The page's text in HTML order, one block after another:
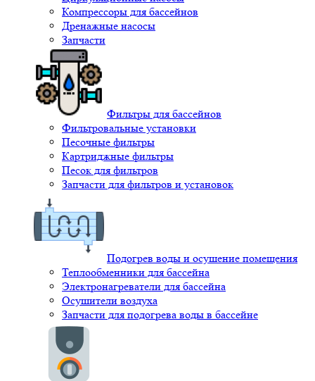
Компрессоры для бассейнов
Дренажные насосы
Запчасти
Фильтры для бассейнов
Фильтровальные установки
Песочные фильтры
Картриджные фильтры
Песок для фильтров
Запчасти для фильтров и установок
Подогрев воды и осушение помещения
Теплообменники для бассейна
Электронагреватели для бассейна
Осушители воздуха
Запчасти для подогрева воды в бассейне